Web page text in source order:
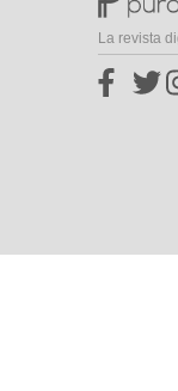
La revista